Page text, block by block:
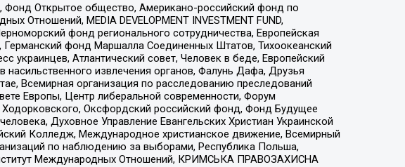
Открытое общество, Американо-российский фонд по
Отношений, MEDIA DEVELOPMENT INVESTMENT FUND,
фонд регионального сотрудничества, Европейская
фонд Маршалла Соединенных Штатов, Тихоокеанский
Атлантический совет, Человек в беде, Европейский
извлечения органов, Фалунь Дафа, Друзья
Всемирная организация по расследованию преследований
Европы, Центр либеральной современности, Форум
Оксфордский российский фонд, Фонд Будущее
Духовное Управление Евангельских Христиан Украинской
Колледж, Международное христианское движение, Всемирный
по наблюдению за выборами, Республика Польша,
Международных Отношений, КРИМСЬКА ПРАВОЗАХИСНА